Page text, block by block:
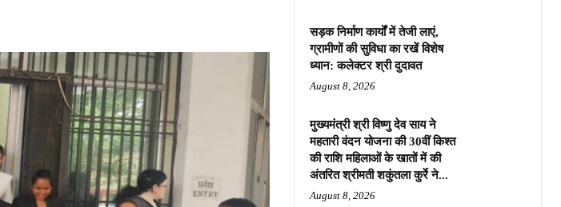
सड़क निर्माण कार्यों में तेजी लाएं,
ग्रामीणों की सुविधा का रखें विशेष
ध्यान: कलेक्टर श्री दुदावत
August 8, 2026
मुख्यमंत्री श्री विष्णु देव साय ने
महतारी वंदन योजना की 30वीं किश्त
की राशि महिलाओं के खातों में की
अंतरित श्रीमती शकुंतला कुर्रे ने...
August 8, 2026